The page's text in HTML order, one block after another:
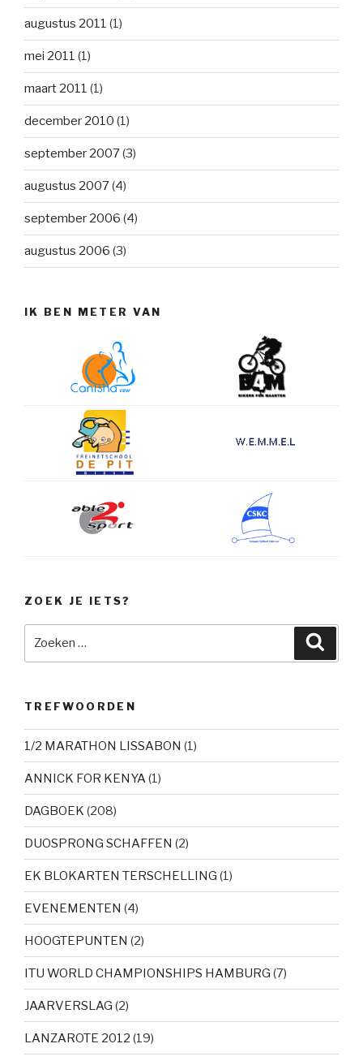
augustus 2011 (1)
mei 2011 (1)
maart 2011 (1)
december 2010 (1)
september 2007(3)
augustus 2007(4)
september 2006 (4)
augustus 2006 (3)
IK BEN METER VAN
ZOEK JE IETS?
TREFWOORDEN
1/2 MARATHON LISSABON (1)
ANNICK FOR KENYA (1)
DAGBOEK (208)
DUOSPRONG SCHAFFEN (2)
EK BLOKARTEN TERSCHELLING (1)
EVENEMENTEN (4)
HOOGTEPUNTEN (2)
ITU WORLD CHAMPIONSHIPS HAMBURG (7)
JAARVERSLAG (2)
LANZAROTE 2012 (19)